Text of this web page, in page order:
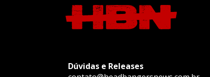
Dúvidas e Releases